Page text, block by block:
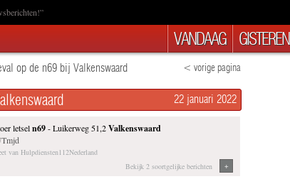
VANDAAG GISTEREN
op de n69 bij Valkenswaard < vorige pagina
22 januari 2022
letseln69- Luikerweg 51,2Valkenswaard
van Hulpdiensten112Nederland
+
Bekijk 2 soortgelijke berichten